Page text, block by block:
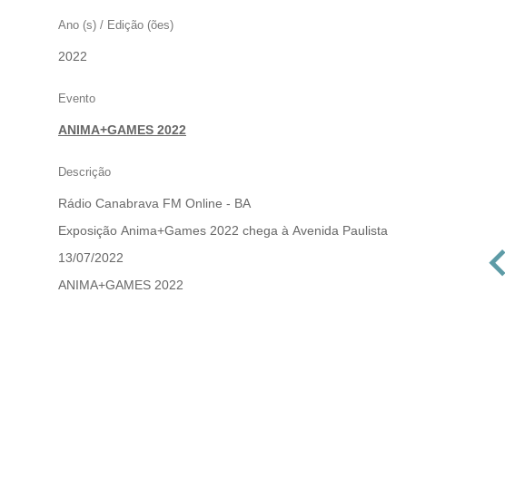
RÁDIO
CANABRAVA
Ano (s) / Edição (ões)
2022
Evento
ANIMA+GAMES 2022
Descrição
Rádio Canabrava FM Online - BA
Exposição Anima+Games 2022 chega à Avenida Paulista
13/07/2022
ANIMA+GAMES 2022